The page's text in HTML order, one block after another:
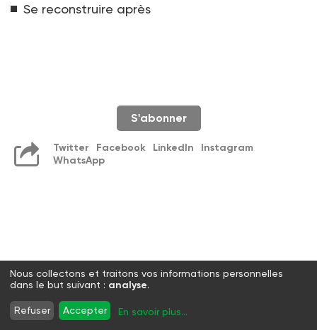
Se reconstruire après
S'abonner
Twitter Facebook LinkedIn
Instagram
WhatsApp
Nous collectons et traitons vos informations personnelles
dans le but suivant : analyse.
Refuser Accepter En savoir plus...